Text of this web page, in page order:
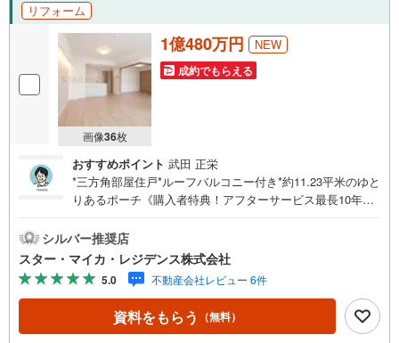
リフォーム
画像36枚
1億480万円 NEW
成約でもらえる
おすすめポイント 武田 正栄
*三方角部屋住戸*ルーフバルコニー付き*約11.23平米のゆと
りあるポーチ《購入者特典！アフターサービス最長10年に
水設備・水廻りなどのアフターサービス期間を“2年→最長1
0年”に延長いたします。詳細はお問い合わせください。※本
特典は、予告なく変更または終了する場合がございます。
【弊社について】弊社は、スター・マイカ・ホールディン
グス（東証プライム上場）のグループ会社です。【営業時
間 9:30～18:30】定休日:火・水・祝日当日の見学も可能
シルバー推奨店
スター・マイカ・レジデンス株式会社
5.0 不動産会社レビュー 6件
資料をもらう （無料）